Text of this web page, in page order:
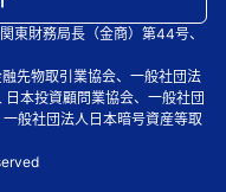
東財務局長（金商）第44号、
先物取引業協会、一般社団法
本投資顧問業協会、一般社団
般社団法人日本暗号資産等取